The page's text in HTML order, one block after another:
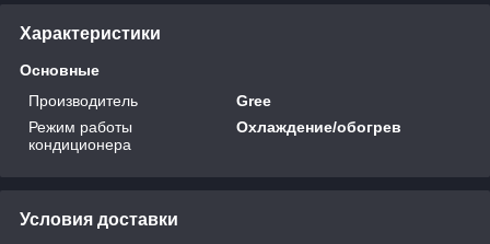
Характеристики
Основные
Производитель
Gree
Режим работы
кондиционера
Охлаждение/обогрев
Условия доставки